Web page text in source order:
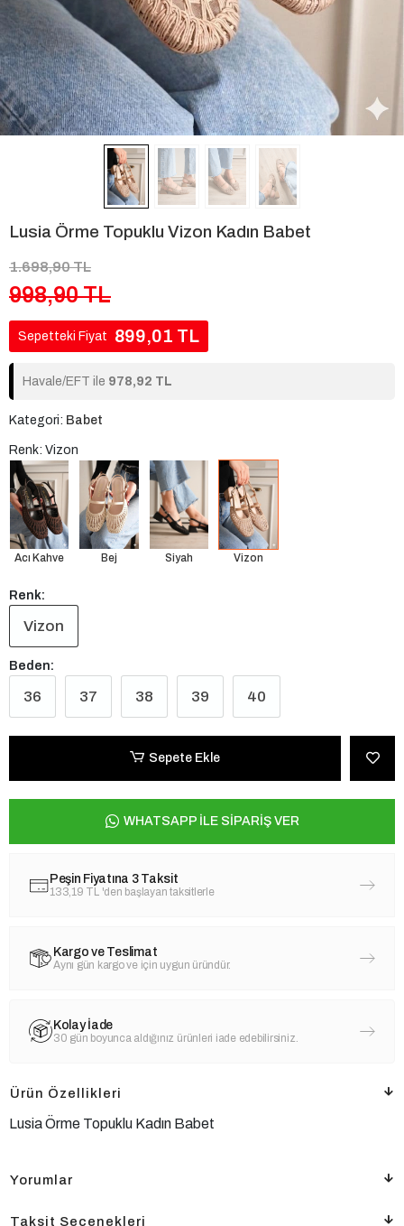
Lusia Örme Topuklu Vizon Kadın Babet
1.698,90 TL
998,90 TL
Sepetteki Fiyat 899,01 TL
Havale/EFT ile 978,92 TL
Kategori: Babet
Renk: Vizon
Acı Kahve Bej Siyah Vizon
Renk:
Vizon
Beden:
36 37 38 39 40
Sepete Ekle
WHATSAPP İLE SİPARİŞ VER
Peşin Fiyatına 3 Taksit
133,19 TL 'den başlayan taksitlerle
Kargo ve Teslimat
Aynı gün kargo ve için uygun üründür.
Kolay İade
30 gün boyunca aldığınız ürünleri iade edebilirsiniz.
Ürün Özellikleri
Lusia Örme Topuklu Kadın Babet
Yorumlar
Taksit Seçenekleri